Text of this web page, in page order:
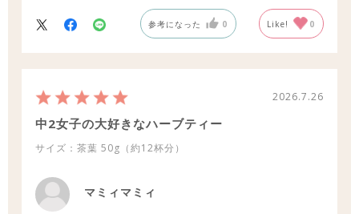
参考になった 0 Like! 0
2026.7.26
中2女子の大好きなハーブティー
サイズ：茶葉 50g（約12杯分）
マミィマミィ